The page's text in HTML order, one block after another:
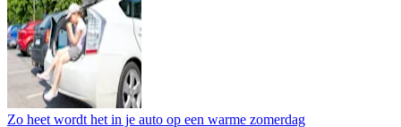
Zo heet wordt het in je auto op een warme zomerdag